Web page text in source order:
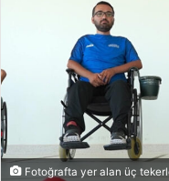
Fotoğrafta yer alan üç